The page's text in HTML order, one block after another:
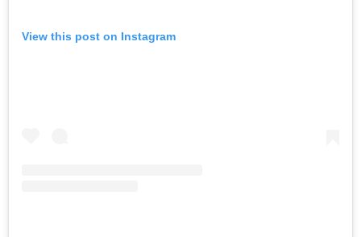
View this post on Instagram